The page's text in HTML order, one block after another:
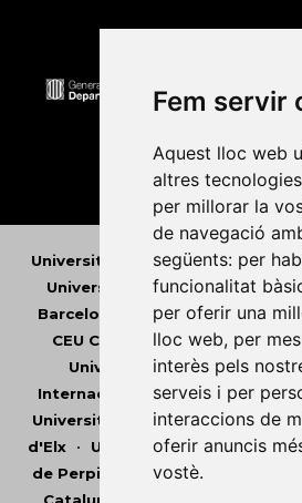
Fem servir
Aquest lloc web
altres
per millorar la
de navegació
següents: per
funcionalitat
per oferir una
lloc web, per
interès pels
serveis i per
interaccions de
oferir anuncis
vostè.
Universitat Abat Oliba CEU•
Universitat d'Andorra•
Barcelona
Universitat de
CEU Cardenal Herrera•
Universitat de les Illes
Internacional de Catalunya •
Universitat de Lleida•
d'Elx• Universitat Oberta de
de Perpinyà Via Domitia